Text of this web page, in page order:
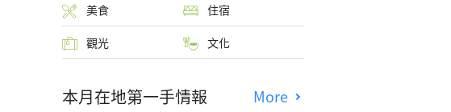
美食 住宿
觀光 文化
本月在地第一手情報 More